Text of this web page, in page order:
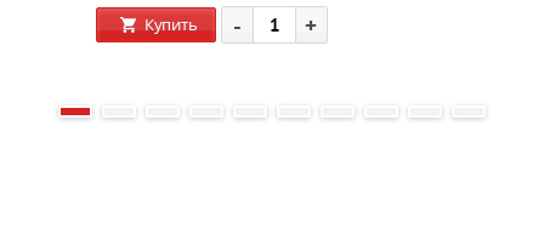
Купить - +